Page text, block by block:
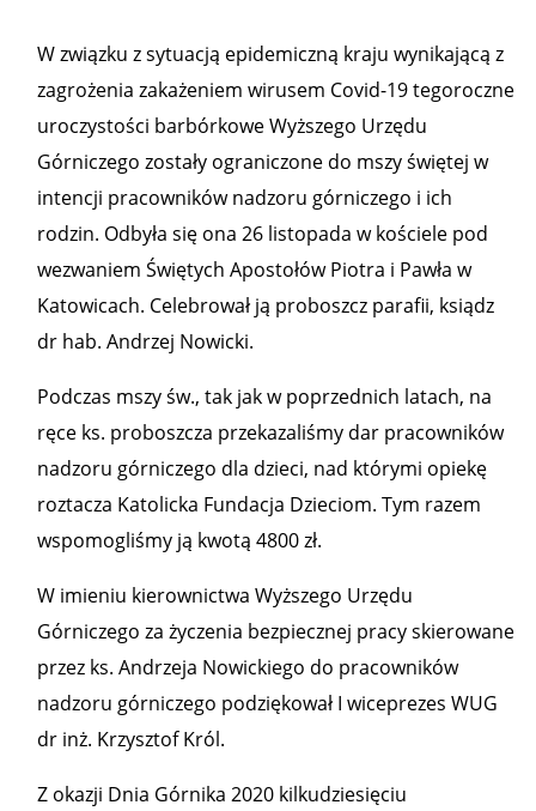
W związku z sytuacją epidemiczną kraju wynikającą z
zagrożenia zakażeniem wirusem Covid-19 tegoroczne
uroczystości barbórkowe Wyższego Urzędu
Górniczego zostały ograniczone do mszy świętej w
intencji pracowników nadzoru górniczego i ich
rodzin. Odbyła się ona 26 listopada w kościele pod
wezwaniem Świętych Apostołów Piotra i Pawła w
Katowicach. Celebrował ją proboszcz parafii, ksiądz
dr hab. Andrzej Nowicki.
Podczas mszy św., tak jak w poprzednich latach, na
ręce ks. proboszcza przekazaliśmy dar pracowników
nadzoru górniczego dla dzieci, nad którymi opiekę
roztacza Katolicka Fundacja Dzieciom. Tym razem
wspomogliśmy ją kwotą 4800 zł.
W imieniu kierownictwa Wyższego Urzędu
Górniczego za życzenia bezpiecznej pracy skierowane
przez ks. Andrzeja Nowickiego do pracowników
nadzoru górniczego podziękował I wiceprezes WUG
dr inż. Krzysztof Król.
Z okazji Dnia Górnika 2020 kilkudziesięciu